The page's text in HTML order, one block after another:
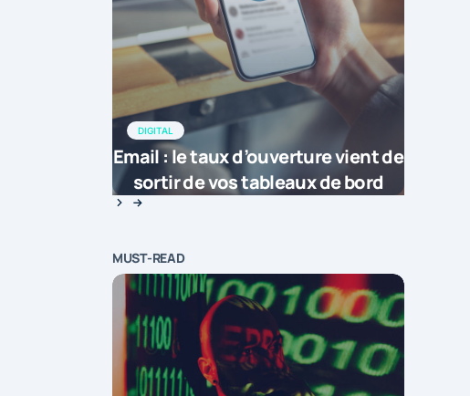
DIGITAL
Email : le taux d’ouverture vient de
sortir de vos tableaux de bord
MUST-READ